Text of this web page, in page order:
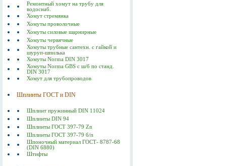
Ремонтный хомут на трубу для
водоснаб.
Хомут стремянка
Хомуты проволочные
Хомуты силовые шарнирные
Хомуты червячные
Хомуты трубные сантехн. с гайкой и
шуруп-шпилька
Хомуты Norma DIN 3017
Хомуты Norma GBS с ш/б по станд.
DIN 3017
Хомут для трубопроводов
Шплинты ГОСТ и DIN
Шплинт пружинный DIN 11024
Шплинты DIN 94
Шплинты ГОСТ 397-79 Zn
Шплинты ГОСТ 397-79 б/п
Шпоночный материал ГОСТ- 8787-68
(DIN 6880)
Штифты